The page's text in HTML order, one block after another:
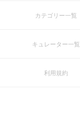
カテゴリー一覧
キュレーター一覧
利用規約